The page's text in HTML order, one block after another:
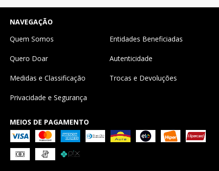
NAVEGAÇÃO
Quem Somos
Entidades Beneficiadas
Quero Doar Autenticidade
Medidas e Classificação Trocas e Devoluções
Privacidade e Segurança
MEIOS DE PAGAMENTO